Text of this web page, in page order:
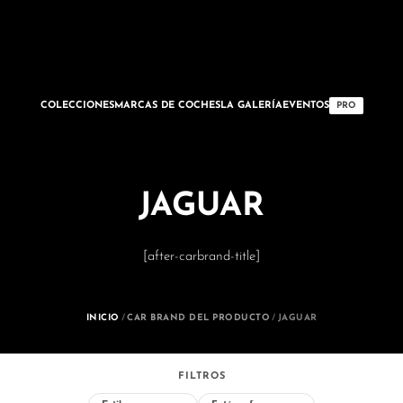
COLECCIONESMARCAS DE COCHESLA GALERÍAEVENTOS PRO
JAGUAR
[after-carbrand-title]
INICIO /CAR BRAND DEL PRODUCTO / JAGUAR
FILTROS